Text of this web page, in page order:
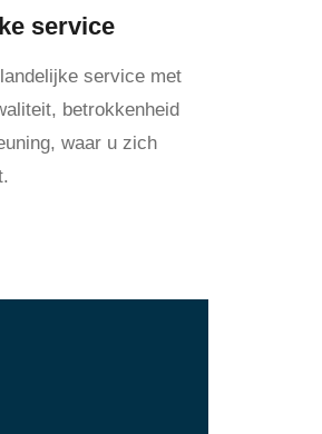
service
service met
betrokkenheid
waar u zich